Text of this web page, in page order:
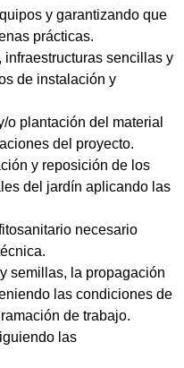
y garantizando que
prácticas.
infraestructuras sencillas y
de instalación y
o plantación del material
del proyecto.
y reposición de los
del jardín aplicando las
necesario
semillas, la propagación
las condiciones de
de trabajo.
las